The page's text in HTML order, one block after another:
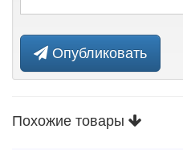
Опубликовать
Похожие товары